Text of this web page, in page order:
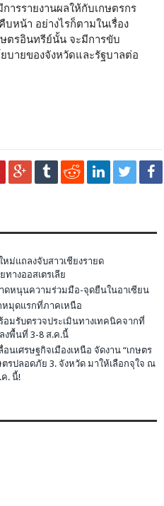
ารรายงานผลให้กับเกษตรกร
หน้า อย่างไรก็ตามในเรื่อง
ตรอินทรีย์นั้น จะมีการขับ
บายของจังหวัดและรัฐบาลต่อ
หม่แถลงจับสาวเชียงรายด
างออสเตรเลีย
ดหนุนความร่วมมือ-จุดยืนในอาเซียน
หมุดแรกที่ภาคเหนือ
มรับตรวจประเมินทางเทคนิคจากที่
งพื้นที่ 3-8 ส.ค.นี้
เศรษฐกิจเมืองเหนือ จัดงาน “เกษตร
ตรปลอดภัย 3. จังหวัด มาให้เลือกจุใจ ณ
ค. นี้!